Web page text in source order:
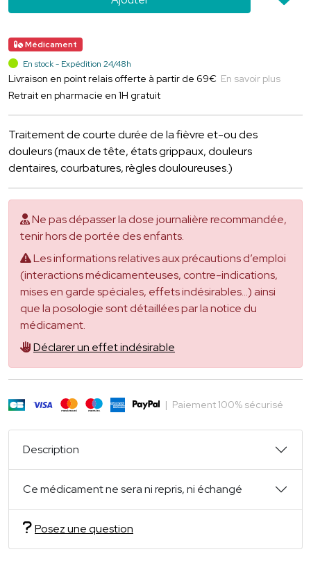
Médicament
En stock - Expédition 24/48h
Livraison en point relais offerte à partir de 69€ En savoir plus
Retrait en pharmacie en 1H gratuit
Traitement de courte durée de la fièvre et-ou des
douleurs (maux de tête, états grippaux, douleurs
dentaires, courbatures, règles douloureuses.)
Ne pas dépasser la dose journalière recommandée,
tenir hors de portée des enfants.
Les informations relatives aux précautions d’emploi
(interactions médicamenteuses, contre-indications,
mises en garde spéciales, effets indésirables...) ainsi
que la posologie sont détaillées par la notice du
médicament.
Déclarer un effet indésirable
| Paiement 100% sécurisé
Description
Ce médicament ne sera ni repris, ni échangé
Posez une question